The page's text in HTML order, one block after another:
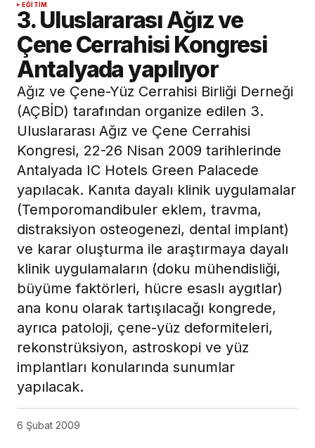
EĞITIM
3. Uluslararası Ağız ve
Çene Cerrahisi Kongresi
Antalyada yapılıyor
Ağız ve Çene-Yüz Cerrahisi Birliği Derneği
(AÇBİD) tarafından organize edilen 3.
Uluslararası Ağız ve Çene Cerrahisi
Kongresi, 22-26 Nisan 2009 tarihlerinde
Antalyada IC Hotels Green Palacede
yapılacak. Kanıta dayalı klinik uygulamalar
(Temporomandibuler eklem, travma,
distraksiyon osteogenezi, dental implant)
ve karar oluşturma ile araştırmaya dayalı
klinik uygulamaların (doku mühendisliği,
büyüme faktörleri, hücre esaslı aygıtlar)
ana konu olarak tartışılacağı kongrede,
ayrıca patoloji, çene-yüz deformiteleri,
rekonstrüksiyon, astroskopi ve yüz
implantları konularında sunumlar
yapılacak.
6 Şubat 2009